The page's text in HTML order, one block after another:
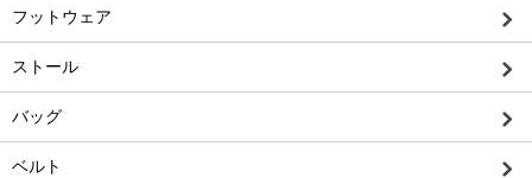
フットウェア
ストール
バッグ
ベルト